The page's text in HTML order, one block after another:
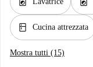
kitchen Cucina attrezzata
Mostra tutti (15)